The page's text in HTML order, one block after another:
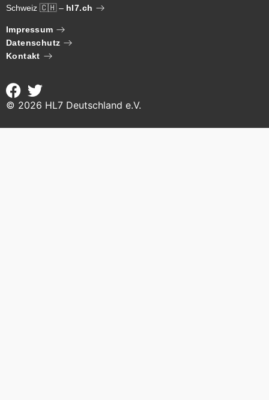
Schweiz 🇨🇭 – hl7.ch
Impressum
Datenschutz
Kontakt
© 2026 HL7 Deutschland e.V.